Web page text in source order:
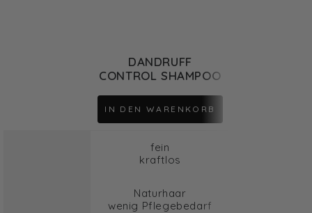
DANDRUFF
CONTROL SHAMPOO
IN DEN WARENKORB
fein
kraftlos
Naturhaar
wenig Pflegebedarf